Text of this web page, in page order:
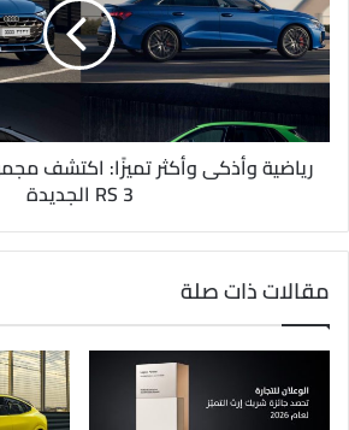
RS 3 الجديدة
مقالات ذات صلة